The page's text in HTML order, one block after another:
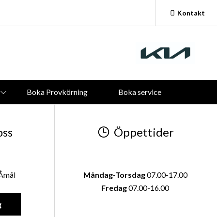
Kontakt
Boka Provkörning Boka service
09.00 - 18.00
Lördagar och Söndagar:Stängt
Öppettider
Måndag-Torsdag07.00-17.00
Fredag07.00-16.00